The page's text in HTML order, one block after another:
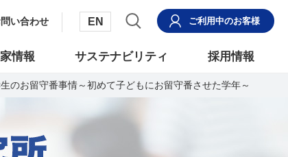
い合わせ EN ご利用中のお客様
情報 サステナビリティ 採用情報
のお留守番事情～初めて子どもにお留守番させた学年～